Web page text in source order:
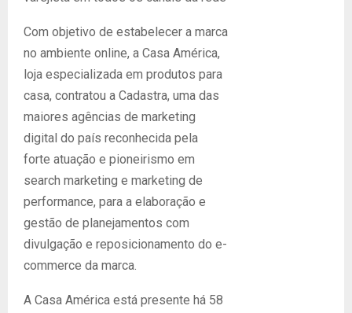
Com objetivo de estabelecer a marca
no ambiente online, a Casa América,
loja especializada em produtos para
casa, contratou a Cadastra, uma das
maiores agências de marketing
digital do país reconhecida pela
forte atuação e pioneirismo em
search marketing e marketing de
performance, para a elaboração e
gestão de planejamentos com
divulgação e reposicionamento do e-
commerce da marca.
A Casa América está presente há 58